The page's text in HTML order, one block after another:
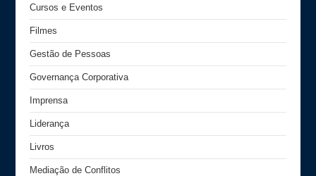
Cursos e Eventos
Filmes
Gestão de Pessoas
Governança Corporativa
Imprensa
Liderança
Livros
Mediação de Conflitos